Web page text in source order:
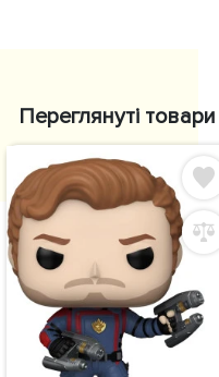
Переглянуті товари